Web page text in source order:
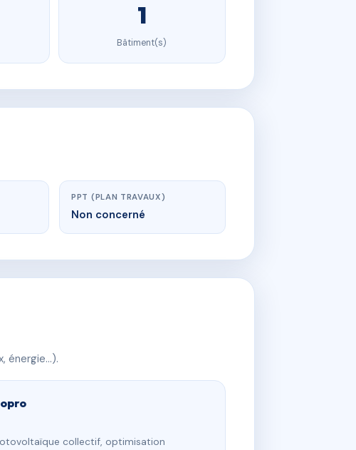
1
Bâtiment(s)
PPT (PLAN TRAVAUX)
Non concerné
énergie…).
collectif, optimisation